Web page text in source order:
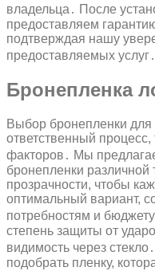
владельца․ После
предоставляем
подтверждая нашу
предоставляемых услуг․
Бронепленка
Выбор бронепленки для
ответственный
факторов․ Мы
бронепленки
прозрачности, чтобы
оптимальный вариант,
потребностям и
степень защиты от
видимость через
подобрать пленку,